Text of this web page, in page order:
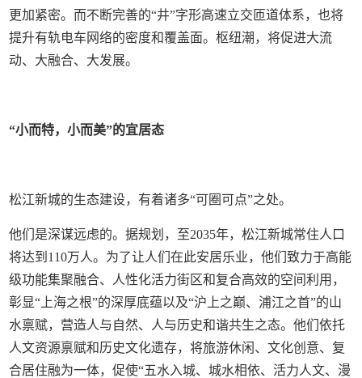
更加紧密。而不断完善的“井”字形高速立交匝道体系，也将
提升有轨电车网络的密度和覆盖面。枢纽潮，将促进大流
动、大融合、大发展。
“小而特，小而美”的宜居态
松江新城的生态建设，有着诸多“可圈可点”之处。
他们是深谋远虑的。据规划，至2035年，松江新城常住人口
将达到110万人。为了让人们在此安居乐业，他们致力于高能
级功能集聚融合、人性化活力街区和复合高效的空间利用，
彰显“上海之根”的深厚底蕴以及“沪上之巅、浦江之首”的山
水禀赋，营造人与自然、人与历史和谐共生之态。他们依托
人文资源禀赋和历史文化遗存，将旅游休闲、文化创意、复
合居住融为一体，促使“五水入城、城水相依、活力人文、漫